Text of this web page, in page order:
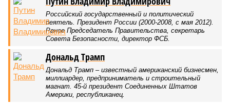
В нескольких станциях от уже сданного «Сказочного
леса» пайщики ЖК «Станция Л» продолжают ждать от
компании Capital Group начала реальной достройки
«Станция ожидания» для дольщиков